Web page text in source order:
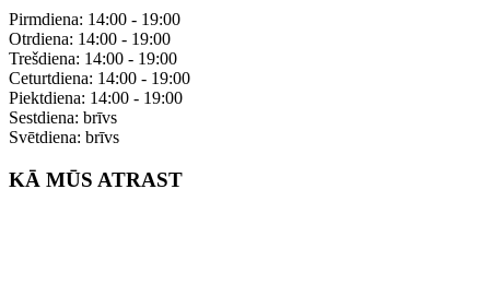
Pirmdiena: 14:00 - 19:00
Otrdiena: 14:00 - 19:00
Trešdiena: 14:00 - 19:00
Ceturtdiena: 14:00 - 19:00
Piektdiena: 14:00 - 19:00
Sestdiena: brīvs
Svētdiena: brīvs
KĀ MŪS ATRAST